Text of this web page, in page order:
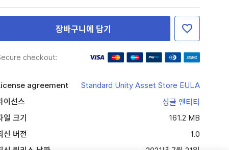
장바구니에 담기
checkout:
agreement
Standard Unity Asset Store EULA
이선스
싱글 엔티티
일 크기
161.2 MB
신 버전
1.0